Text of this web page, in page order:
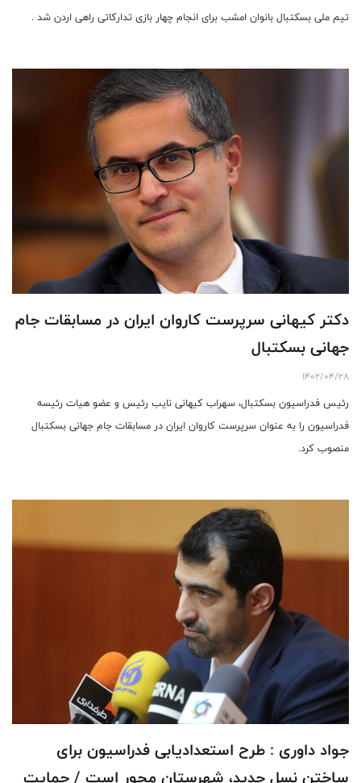
تیم ملی بسکتبال بانوان امشب برای انجام چهار بازی تدارکاتی راهی اردن شد .
دکتر کیهانی سرپرست کاروان ایران در مسابقات جام
جهانی بسکتبال
1402/04/28
رئیس فدراسیون بسکتبال، سهراب کیهانی نایب رئیس و عضو هیات رئیسه
فدراسیون را به عنوان سرپرست کاروان ایران در مسابقات جام جهانی بسکتبال
منصوب کرد.
جواد داوری : طرح استعدادیابی فدراسیون برای